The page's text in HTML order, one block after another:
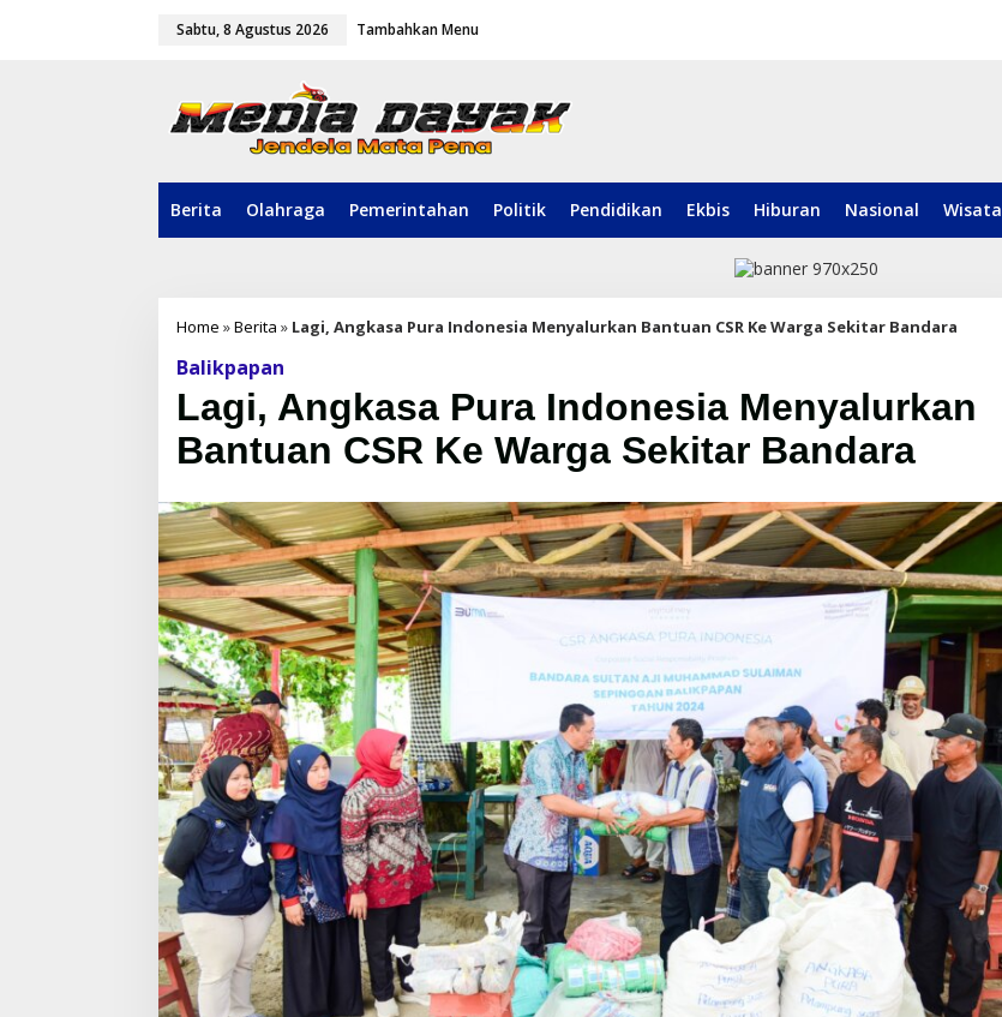
Sabtu, 8 Agustus 2026 Tambahkan Menu
Berita Olahraga Pemerintahan Politik Pendidikan Ekbis Hiburan Nasional Wisata
Home »Berita » Lagi, Angkasa Pura Indonesia Menyalurkan Bantuan CSR Ke Warga Sekitar Bandara
Balikpapan
Lagi, Angkasa Pura Indonesia Menyalurkan
Bantuan CSR Ke Warga Sekitar Bandara